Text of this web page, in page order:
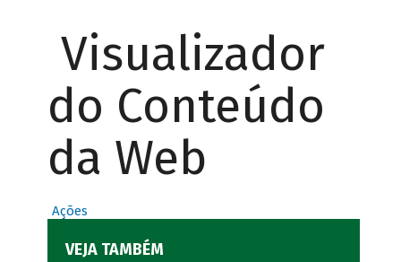
Visualizador
do Conteúdo
da Web
Ações
VEJA TAMBÉM